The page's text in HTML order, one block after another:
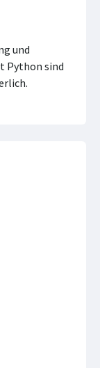
und
Python sind